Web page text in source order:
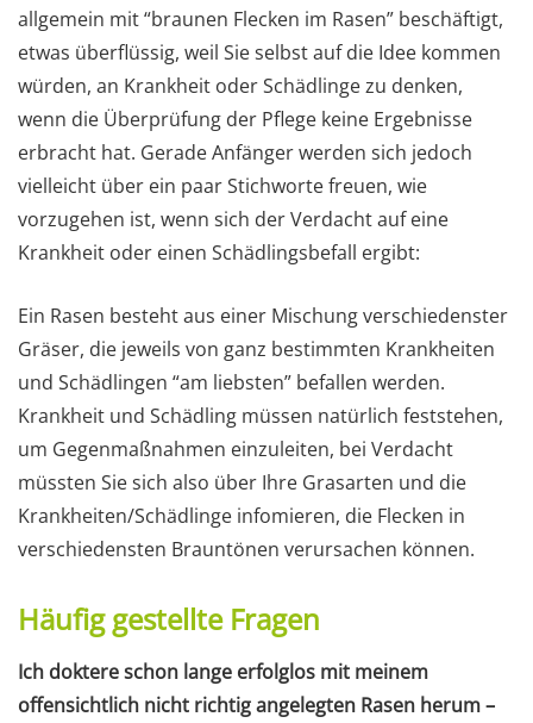
allgemein mit “braunen Flecken im Rasen” beschäftigt,
etwas überflüssig, weil Sie selbst auf die Idee kommen
würden, an Krankheit oder Schädlinge zu denken,
wenn die Überprüfung der Pflege keine Ergebnisse
erbracht hat. Gerade Anfänger werden sich jedoch
vielleicht über ein paar Stichworte freuen, wie
vorzugehen ist, wenn sich der Verdacht auf eine
Krankheit oder einen Schädlingsbefall ergibt:
Ein Rasen besteht aus einer Mischung verschiedenster
Gräser, die jeweils von ganz bestimmten Krankheiten
und Schädlingen “am liebsten” befallen werden.
Krankheit und Schädling müssen natürlich feststehen,
um Gegenmaßnahmen einzuleiten, bei Verdacht
müssten Sie sich also über Ihre Grasarten und die
Krankheiten/Schädlinge infomieren, die Flecken in
verschiedensten Brauntönen verursachen können.
Häufig gestellte Fragen
Ich doktere schon lange erfolglos mit meinem
offensichtlich nicht richtig angelegten Rasen herum –